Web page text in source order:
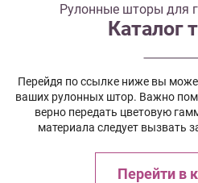
Рулонные шторы для
Каталог
Перейдя по ссылке ниже вы
ваших рулонных штор. Важно
верно передать цветовую
материала следует вызвать
Перейти в